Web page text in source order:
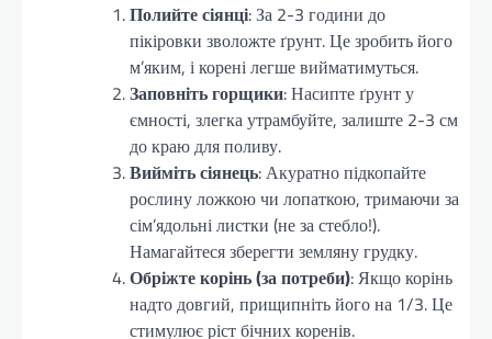
Полийте сіянці: За 2-3 години до
пікіровки зволожте ґрунт. Це зробить його
м’яким, і корені легше вийматимуться.
Заповніть горщики: Насипте ґрунт у
ємності, злегка утрамбуйте, залиште 2-3 см
до краю для поливу.
Вийміть сіянець: Акуратно підкопайте
рослину ложкою чи лопаткою, тримаючи за
сім’ядольні листки (не за стебло!).
Намагайтеся зберегти земляну грудку.
Обріжте корінь (за потреби): Якщо корінь
надто довгий, прищипніть його на 1/3. Це
стимулює ріст бічних коренів.